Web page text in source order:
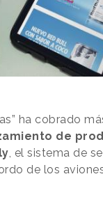
ha cobrado
de
, el sistema de
de los